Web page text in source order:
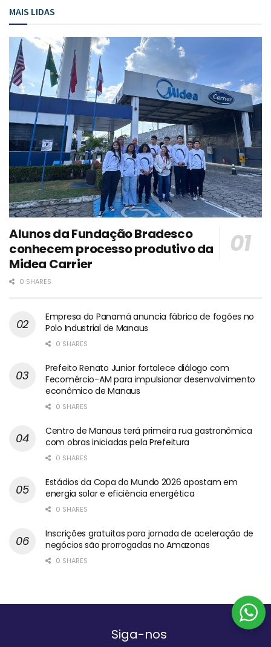
MAIS LIDAS
Alunos da Fundação Bradesco
conhecem processo produtivo da
Midea Carrier
0 SHARES
Empresa do Panamá anuncia fábrica de fogões no
Polo Industrial de Manaus
0 SHARES
Prefeito Renato Junior fortalece diálogo com
Fecomércio-AM para impulsionar desenvolvimento
econômico de Manaus
0 SHARES
Centro de Manaus terá primeira rua gastronômica
com obras iniciadas pela Prefeitura
0 SHARES
Estádios da Copa do Mundo 2026 apostam em
energia solar e eficiência energética
0 SHARES
Inscrições gratuitas para jornada de aceleração de
negócios são prorrogadas no Amazonas
0 SHARES
Siga-nos